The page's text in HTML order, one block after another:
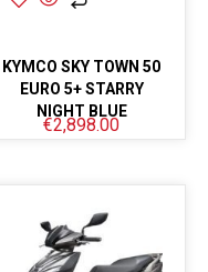
KYMCO SKY TOWN 50
EURO 5+ STARRY
NIGHT BLUE
€2,898.00